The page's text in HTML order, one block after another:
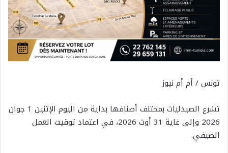
تونس / أم أم نيوز
تشرع الصيدليات بمختلف أصنافها بداية من اليوم الإثنين 1 جوان
2026 وإلى غاية 31 أوت 2026، في اعتماد توقيت العمل
الصيفي.